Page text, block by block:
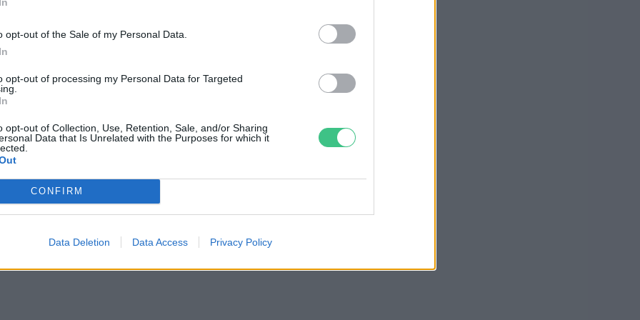
opt-out of the Sale of my Personal Data.
opt-out of processing my Personal Data for Targeted
opt-out of Collection, Use, Retention, Sale, and/or Sharing
Data that Is Unrelated with the Purposes for which it
CONFIRM
Data Deletion Data Access Privacy Policy
jó a bőrnek és még finom is: ez a
2600 hektárról 2900 hektárra bővült
ezer tonnát takaríthatnak be a
is bíztatóak a kilátások, kedvezően
növeli a külföldi keresletet. A
ugyancsak jók, a minőség
érezhető, a belföldi kínálat akár